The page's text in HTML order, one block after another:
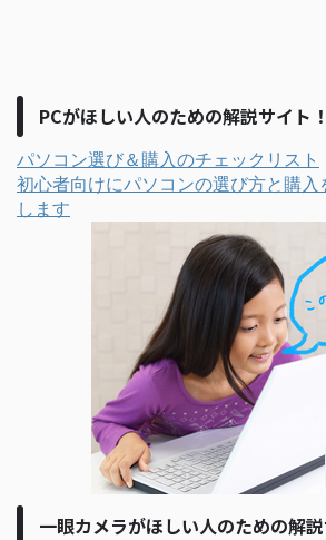
PCがほしい人のための解説サイト！
パソコン選び＆購入のチェックリスト
初心者向けにパソコンの選び方と購
します
一眼カメラがほしい人のための解説